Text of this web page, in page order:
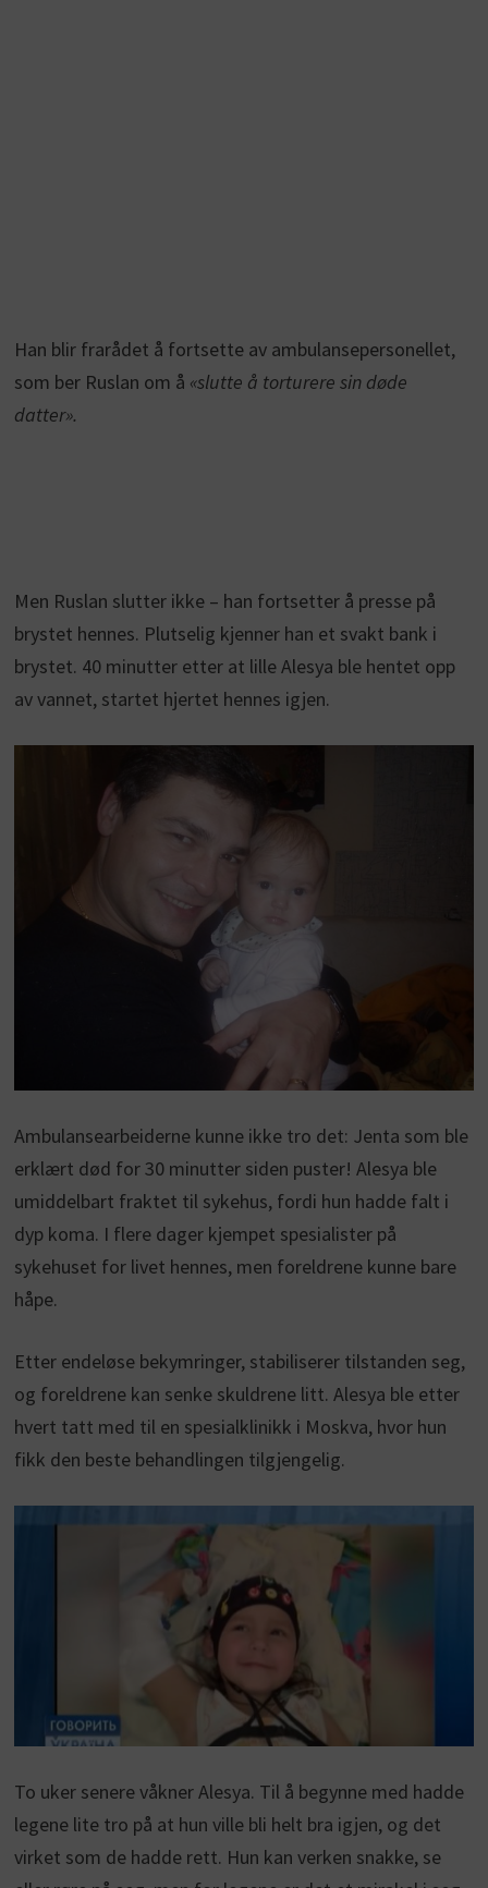
Han blir frarådet å fortsette av ambulansepersonellet,
som ber Ruslan om å «slutte å torturere sin døde
datter».
Men Ruslan slutter ikke – han fortsetter å presse på
brystet hennes. Plutselig kjenner han et svakt bank i
brystet. 40 minutter etter at lille Alesya ble hentet opp
av vannet, startet hjertet hennes igjen.
Ambulansearbeiderne kunne ikke tro det: Jenta som ble
erklært død for 30 minutter siden puster! Alesya ble
umiddelbart fraktet til sykehus, fordi hun hadde falt i
dyp koma. I flere dager kjempet spesialister på
sykehuset for livet hennes, men foreldrene kunne bare
håpe.
Etter endeløse bekymringer, stabiliserer tilstanden seg,
og foreldrene kan senke skuldrene litt. Alesya ble etter
hvert tatt med til en spesialklinikk i Moskva, hvor hun
fikk den beste behandlingen tilgjengelig.
To uker senere våkner Alesya. Til å begynne med hadde
legene lite tro på at hun ville bli helt bra igjen, og det
virket som de hadde rett. Hun kan verken snakke, se